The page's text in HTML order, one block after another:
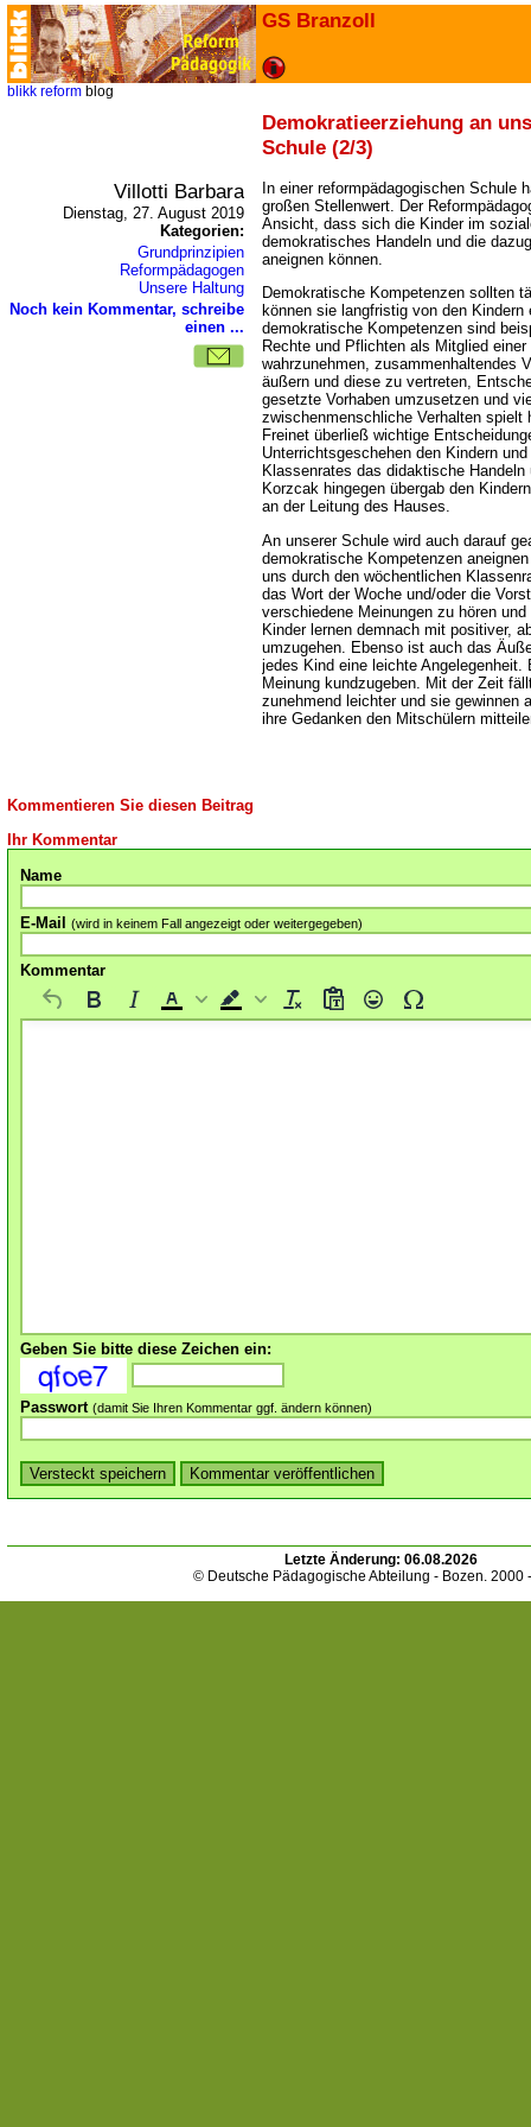
GS Branzoll
blikk reform blog
Demokratieerziehung an
Schule (2/3)
Villotti Barbara
Dienstag, 27. August 2019
Kategorien:
Grundprinzipien
Reformpädagogen
Unsere Haltung
Noch kein Kommentar, schreibe
einen ...
In einer reformpädagogischen Schule
großen Stellenwert. Der
Ansicht, dass sich die Kinder im
demokratisches Handeln und die
aneignen können.
Demokratische Kompetenzen sollten
können sie langfristig von den
demokratische Kompetenzen sind
Rechte und Pflichten als Mitglied
wahrzunehmen, zusammenhaltendes
äußern und diese zu vertreten,
gesetzte Vorhaben umzusetzen und
zwischenmenschliche Verhalten spielt
Freinet überließ wichtige
Unterrichtsgeschehen den Kindern
Klassenrates das didaktische Handeln
Korzcak hingegen übergab den
an der Leitung des Hauses.
An unserer Schule wird auch darauf
demokratische Kompetenzen
uns durch den wöchentlichen
das Wort der Woche und/oder die
verschiedene Meinungen zu hören
Kinder lernen demnach mit positiver,
umzugehen. Ebenso ist auch das
jedes Kind eine leichte Angelegenheit.
Meinung kundzugeben. Mit der Zeit
zunehmend leichter und sie gewinnen
ihre Gedanken den Mitschülern
Kommentieren Sie diesen Beitrag
Ihr Kommentar
Name
E-Mail (wird in keinem Fall angezeigt oder weitergegeben)
Kommentar
Geben Sie bitte diese Zeichen ein:
Passwort (damit Sie Ihren Kommentar ggf. ändern können)
Letzte Änderung: 06.08.2026
© Deutsche Pädagogische Abteilung - Bozen. 2000